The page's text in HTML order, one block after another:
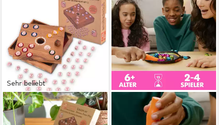
Sehr beliebt
LOGOPLAY
Spiel Original Funny Pigz mit
SPIN MASTER
Spiel Bellz (Relaunch),